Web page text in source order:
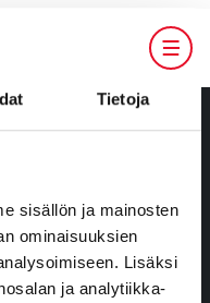
Tietoja
sisällön ja mainosten
ominaisuuksien
Lisäksi
ja analytiikka-